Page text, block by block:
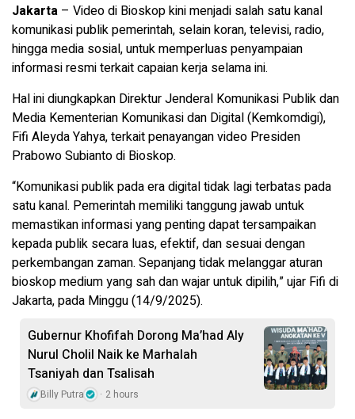
Jakarta – Video di Bioskop kini menjadi salah satu kanal
komunikasi publik pemerintah, selain koran, televisi, radio,
hingga media sosial, untuk memperluas penyampaian
informasi resmi terkait capaian kerja selama ini.
Hal ini diungkapkan Direktur Jenderal Komunikasi Publik dan
Media Kementerian Komunikasi dan Digital (Kemkomdigi),
Fifi Aleyda Yahya, terkait penayangan video Presiden
Prabowo Subianto di Bioskop.
“Komunikasi publik pada era digital tidak lagi terbatas pada
satu kanal. Pemerintah memiliki tanggung jawab untuk
memastikan informasi yang penting dapat tersampaikan
kepada publik secara luas, efektif, dan sesuai dengan
perkembangan zaman. Sepanjang tidak melanggar aturan
bioskop medium yang sah dan wajar untuk dipilih,” ujar Fifi di
Jakarta, pada Minggu (14/9/2025).
Gubernur Khofifah Dorong Ma’had Aly
Nurul Cholil Naik ke Marhalah
Tsaniyah dan Tsalisah
Billy Putra 2 hours